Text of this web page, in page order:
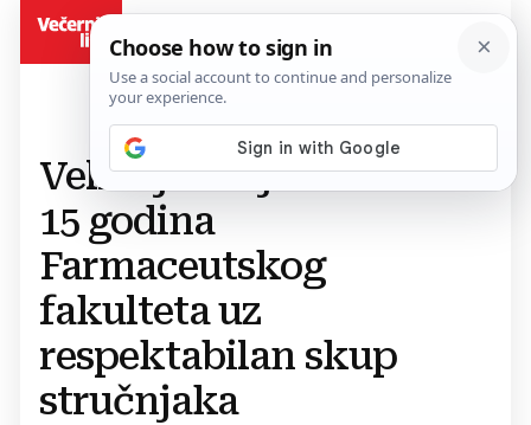
Veliki jubilej u Mostaru:
15 godina
Farmaceutskog
fakulteta uz
respektabilan skup
stručnjaka